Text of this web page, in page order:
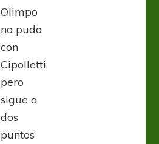
Olimpo
no pudo
con
Cipolletti
pero
sigue a
dos
puntos